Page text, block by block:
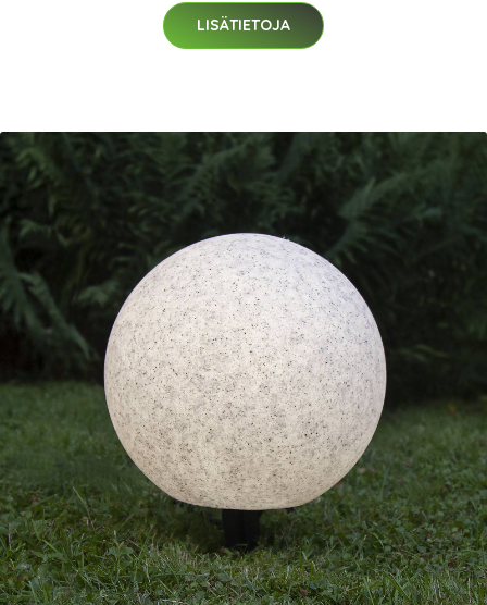
LISÄTIETOJA